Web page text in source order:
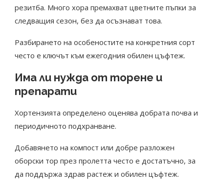
резитба. Много хора премахват цветните пъпки за
следващия сезон, без да осъзнават това.
Разбирането на особеностите на конкретния сорт
често е ключът към ежегодния обилен цъфтеж.
Има ли нужда от торене и
препарати
Хортензията определено оценява добрата почва и
периодичното подхранване.
Добавянето на компост или добре разложен
оборски тор през пролетта често е достатъчно, за
да поддържа здрав растеж и обилен цъфтеж.